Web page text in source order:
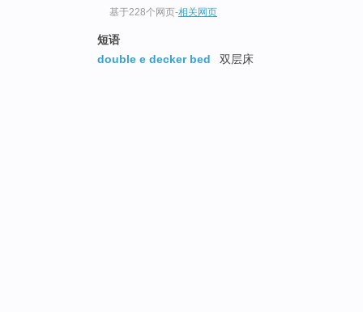
基于228个网页-相关网页
短语
double e decker bed
双层床